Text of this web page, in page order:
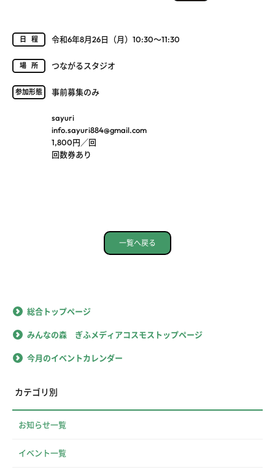
日程 令和6年8月26日（月）10:30～11:30
場所 つながるスタジオ
参加形態 事前募集のみ
sayuri
info.sayuri884@gmail.com
1,800円／回
回数券あり
一覧へ戻る
総合トップページ
みんなの森 ぎふメディアコスモストップページ
今月のイベントカレンダー
カテゴリ別
お知らせ一覧
イベント一覧